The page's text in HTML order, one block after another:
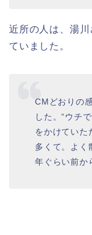
近所の人は、湯
ていました。
CMどおりの
した。“ウチ
をかけていた
多くて。よく
年ぐらい前か